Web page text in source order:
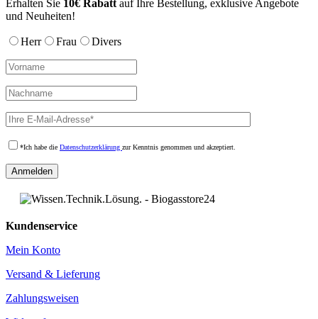
Erhalten Sie 10€ Rabatt auf Ihre Bestellung, exklusive Angebote
und Neuheiten!
Herr Frau Divers
*Ich habe die Datenschutzerklärung zur Kenntnis genommen und akzeptiert.
Kundenservice
Mein Konto
Versand & Lieferung
Zahlungsweisen